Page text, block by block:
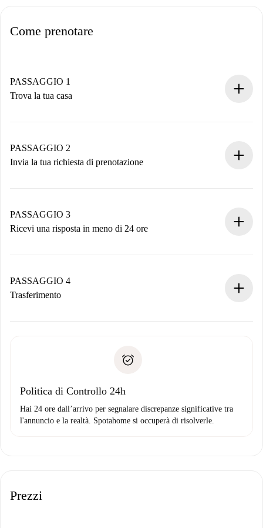
Come prenotare
PASSAGGIO 1
Trova la tua casa
Hai tutte le informazioni necessarie in anticipo.
PASSAGGIO 2
Invia la tua richiesta di prenotazione
non accetta.
PASSAGGIO 3
Ricevi una risposta in meno di 24 ore
contatto con il proprietario.
Se rifiutata: non ti addebiteremo nulla e ti proporremo
Domiciliazione del pagamento
PASSAGGIO 4
Trasferimento
solo se non segnali problemi.
Politica di Controllo 24h
Hai 24 ore dall’arrivo per segnalare discrepanze significative tra
l'annuncio e la realtà. Spotahome si occuperà di risolverle.
Prezzi